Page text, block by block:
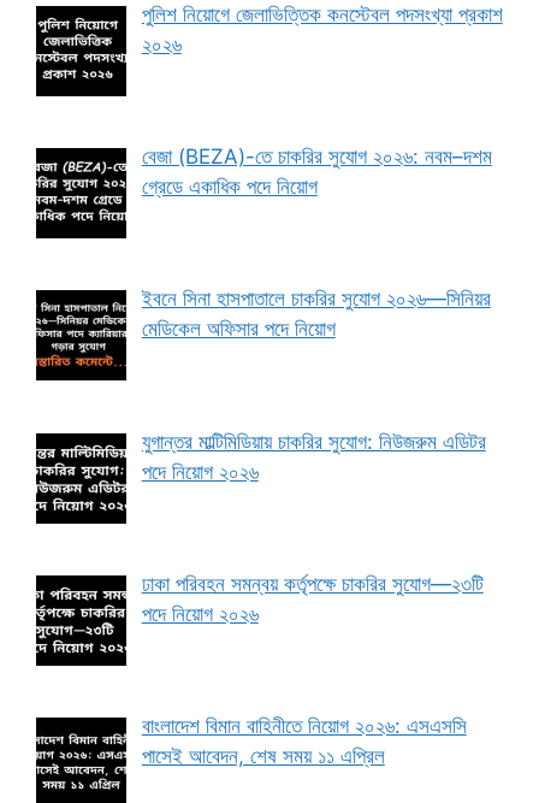
পুলিশ নিয়োগে জেলাভিত্তিক কনস্টেবল পদসংখ্যা প্রকাশ
২০২৬
বেজা (BEZA)-তে চাকরির সুযোগ ২০২৬: নবম–দশম
গ্রেডে একাধিক পদে নিয়োগ
ইবনে সিনা হাসপাতালে চাকরির সুযোগ ২০২৬—সিনিয়র
মেডিকেল অফিসার পদে নিয়োগ
যুগান্তর মাল্টিমিডিয়ায় চাকরির সুযোগ: নিউজরুম এডিটর
পদে নিয়োগ ২০২৬
ঢাকা পরিবহন সমন্বয় কর্তৃপক্ষে চাকরির সুযোগ—২৩টি
পদে নিয়োগ ২০২৬
বাংলাদেশ বিমান বাহিনীতে নিয়োগ ২০২৬: এসএসসি
পাসেই আবেদন, শেষ সময় ১১ এপ্রিল